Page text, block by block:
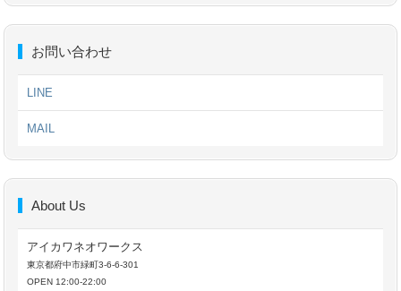
お問い合わせ
LINE
MAIL
About Us
アイカワネオワークス
東京都府中市緑町3-6-6-301
OPEN 12:00-22:00